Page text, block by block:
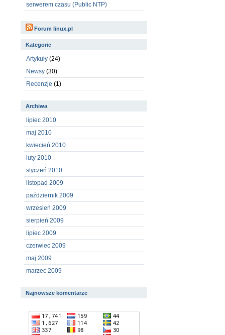
serwerem czasu (Public NTP)
Forum linux.pl
Kategorie
Artykuły (24)
Newsy (30)
Recenzje (1)
Archiwa
lipiec 2010
maj 2010
kwiecień 2010
luty 2010
styczeń 2010
listopad 2009
październik 2009
wrzesień 2009
sierpień 2009
lipiec 2009
czerwiec 2009
maj 2009
marzec 2009
Najnowsze komentarze